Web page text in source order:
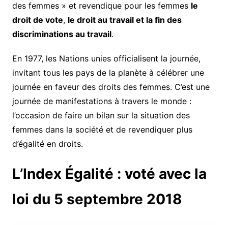
des femmes » et revendique pour les femmes le
droit de vote, le droit au travail et la fin des
discriminations au travail.
En 1977, les Nations unies officialisent la journée,
invitant tous les pays de la planète à célébrer une
journée en faveur des droits des femmes. C’est une
journée de manifestations à travers le monde :
l’occasion de faire un bilan sur la situation des
femmes dans la société et de revendiquer plus
d’égalité en droits.
L’Index Égalité : voté avec la
loi du 5 septembre 2018